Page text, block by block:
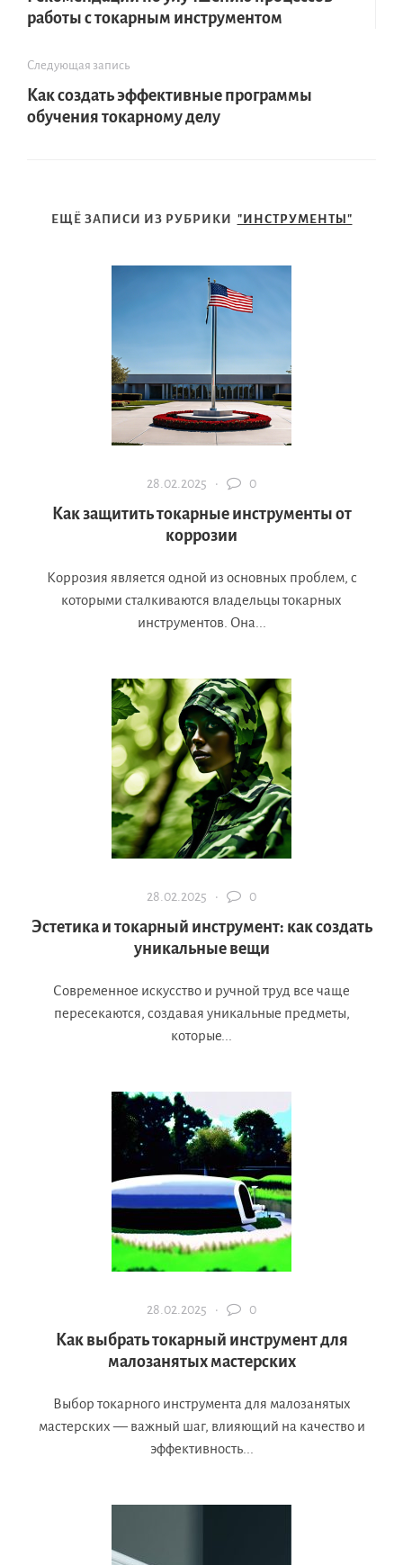
работы с токарным инструментом
Следующая запись
Как создать эффективные программы
обучения токарному делу
ЕЩЁ ЗАПИСИ ИЗ РУБРИКИ "ИНСТРУМЕНТЫ"
28.02.2025 · 0
Как защитить токарные инструменты от
коррозии
Коррозия является одной из основных проблем, с
которыми сталкиваются владельцы токарных
инструментов. Она...
28.02.2025 · 0
Эстетика и токарный инструмент: как создать
уникальные вещи
Современное искусство и ручной труд все чаще
пересекаются, создавая уникальные предметы,
которые...
28.02.2025 · 0
Как выбрать токарный инструмент для
малозанятых мастерских
Выбор токарного инструмента для малозанятых
мастерских — важный шаг, влияющий на качество и
эффективность...